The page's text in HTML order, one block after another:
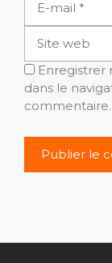
Enregistrer
dans le
commentaire.